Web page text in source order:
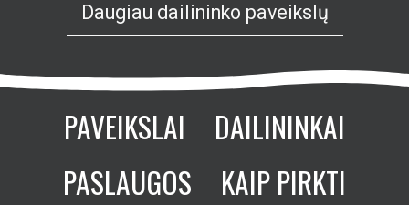
Daugiau dailininko paveikslų
PAVEIKSLAI
DAILININKAI
PASLAUGOS
KAIP PIRKTI